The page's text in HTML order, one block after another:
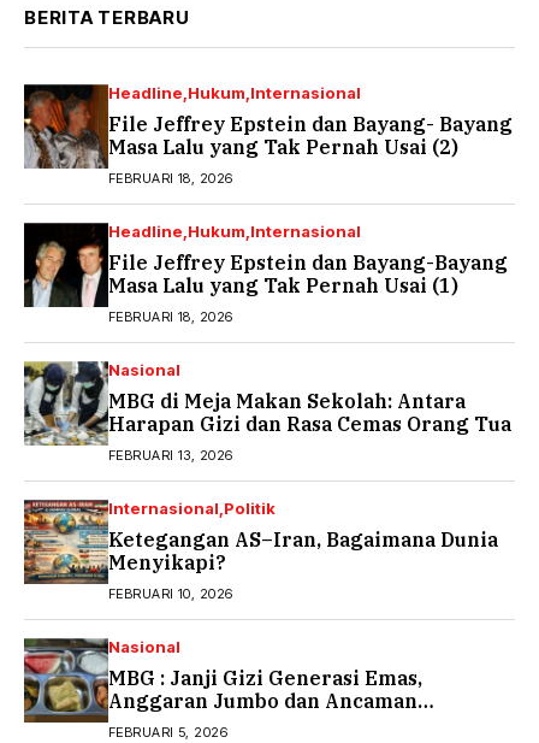
BERITA TERBARU
Headline Hukum Internasional
File Jeffrey Epstein dan Bayang- Bayang
Masa Lalu yang Tak Pernah Usai (2)
FEBRUARI 18, 2026
Headline Hukum Internasional
File Jeffrey Epstein dan Bayang-Bayang
Masa Lalu yang Tak Pernah Usai (1)
FEBRUARI 18, 2026
Nasional
MBG di Meja Makan Sekolah: Antara
Harapan Gizi dan Rasa Cemas Orang Tua
FEBRUARI 13, 2026
Internasional Politik
Ketegangan AS–Iran, Bagaimana Dunia
Menyikapi?
FEBRUARI 10, 2026
Nasional
MBG : Janji Gizi Generasi Emas,
Anggaran Jumbo dan Ancaman
Keracunan
FEBRUARI 5, 2026